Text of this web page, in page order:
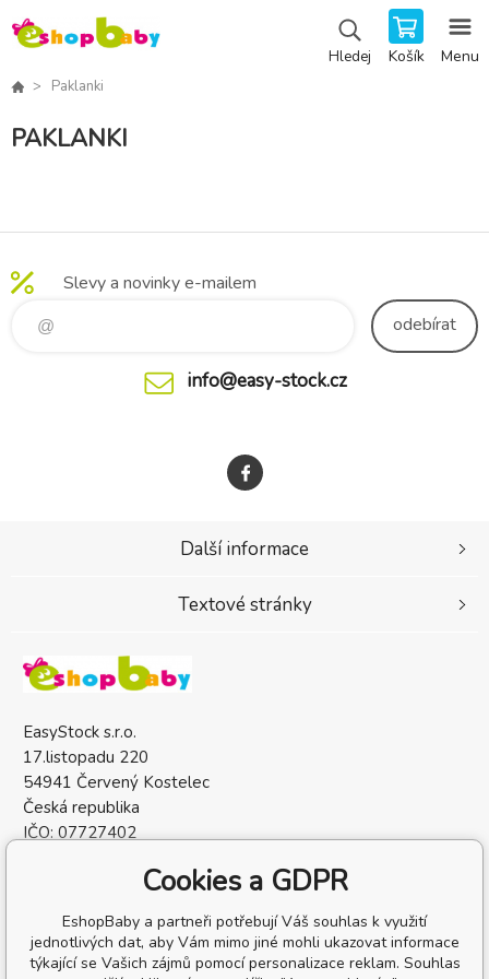
Hledej Košík Menu
Paklanki
PAKLANKI
Slevy a novinky e-mailem
odebírat
info@easy-stock.cz
EasyStock s.r.o.
17.listopadu 220
54941 Červený Kostelec
Česká republika
IČO: 07727402
Další informace
Textové stránky
Cookies a GDPR
EshopBaby a partneři potřebují Váš souhlas k využití
jednotlivých dat, aby Vám mimo jiné mohli ukazovat informace
týkající se Vašich zájmů pomocí personalizace reklam. Souhlas